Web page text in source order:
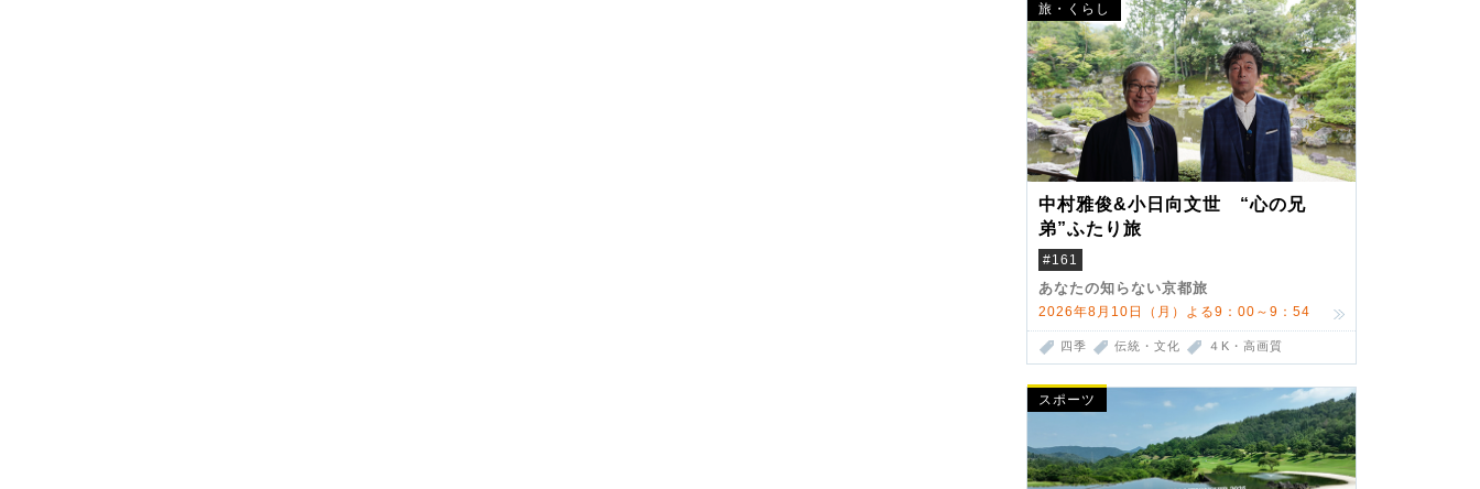
旅・くらし
中村雅俊&小日向文世 “心の兄
弟”ふたり旅
#161
あなたの知らない京都旅
2026年8月10日（月）よる9：00～9：54
四季 伝統・文化 ４K・高画質
スポーツ